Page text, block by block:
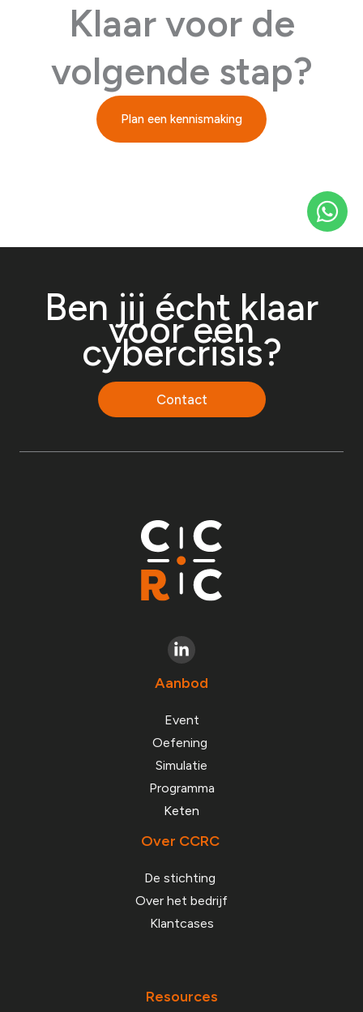
Klaar voor de
volgende stap?
Plan een kennismaking
Ben jij écht klaar
voor een
cybercrisis?
Contact
Aanbod
Event
Oefening
Simulatie
Programma
Keten
Over CCRC
De stichting
Over het bedrijf
Klantcases
Resources